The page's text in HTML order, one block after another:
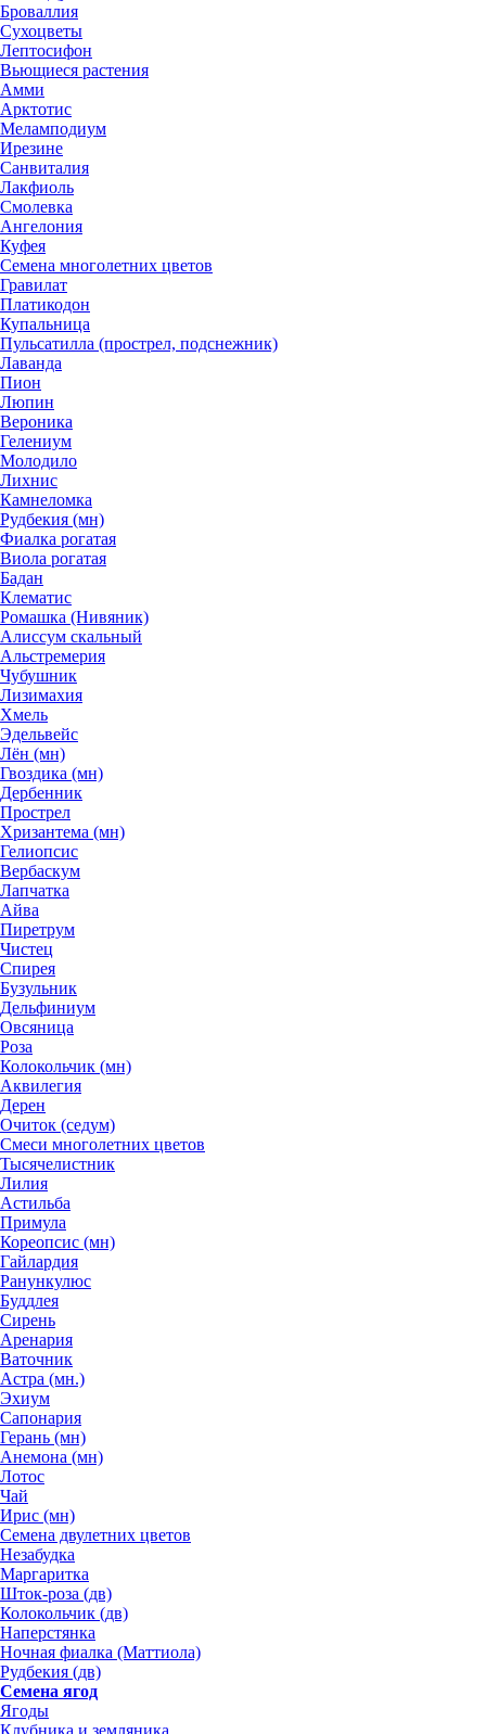
Броваллия
Сухоцветы
Лептосифон
Вьющиеся растения
Амми
Арктотис
Меламподиум
Ирезине
Санвиталия
Лакфиоль
Смолевка
Ангелония
Куфея
Семена многолетних цветов
Гравилат
Платикодон
Купальница
Пульсатилла (прострел, подснежник)
Лаванда
Пион
Люпин
Вероника
Гелениум
Молодило
Лихнис
Камнеломка
Рудбекия (мн)
Фиалка рогатая
Виола рогатая
Бадан
Клематис
Ромашка (Нивяник)
Алиссум скальный
Альстремерия
Чубушник
Лизимахия
Хмель
Эдельвейс
Лён (мн)
Гвоздика (мн)
Дербенник
Прострел
Хризантема (мн)
Гелиопсис
Вербаскум
Лапчатка
Айва
Пиретрум
Чистец
Спирея
Бузульник
Дельфиниум
Овсяница
Роза
Колокольчик (мн)
Аквилегия
Дерен
Очиток (седум)
Смеси многолетних цветов
Тысячелистник
Лилия
Астильба
Примула
Кореопсис (мн)
Гайлардия
Ранункулюс
Буддлея
Сирень
Аренария
Ваточник
Астра (мн.)
Эхиум
Сапонария
Герань (мн)
Анемона (мн)
Лотос
Чай
Ирис (мн)
Семена двулетних цветов
Незабудка
Маргаритка
Шток-роза (дв)
Колокольчик (дв)
Наперстянка
Ночная фиалка (Маттиола)
Рудбекия (дв)
Семена ягод
Ягоды
Клубника и земляника